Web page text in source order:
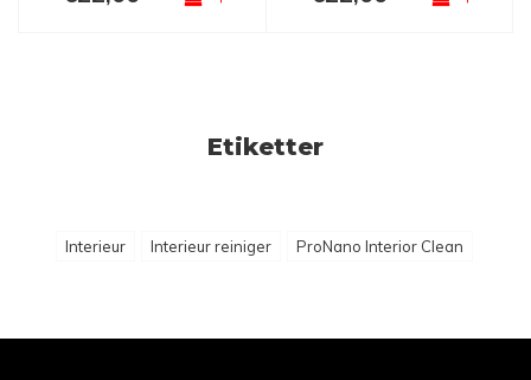
Etiketter
Interieur Interieur reiniger ProNano Interior Clean